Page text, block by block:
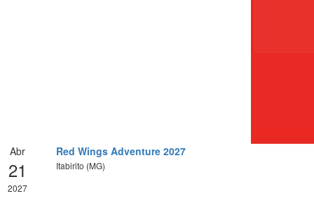
Abr
21
2027
Red Wings Adventure 2027
Itabirito (MG)